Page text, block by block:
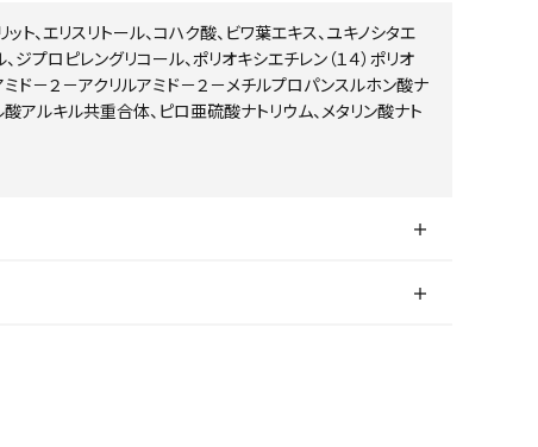
ト、エリスリトール、コハク酸、ビワ葉エキス、ユキノシタエ
、ジプロピレングリコール、ポリオキシエチレン（１４）ポリオ
ミド－２－アクリルアミド－２－メチルプロパンスルホン酸ナ
アルキル共重合体、ピロ亜硫酸ナトリウム、メタリン酸ナト